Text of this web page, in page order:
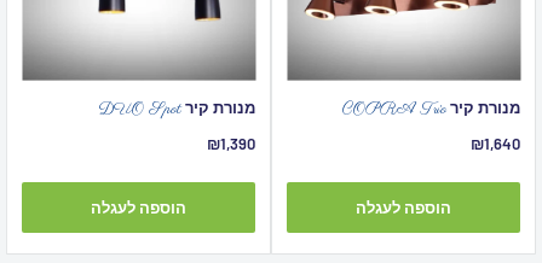
מנורת קירCOPRA Trio
מחיר
₪1,640
הוספה לעגלה
מנורת קירDUO Spot
מחיר
₪1,390
הוספה לעגלה